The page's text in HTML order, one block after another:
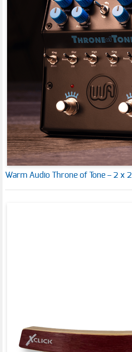
Warm Audio Throne of Tone – 2 x 2